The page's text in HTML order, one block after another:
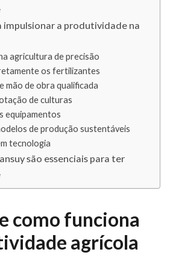
impulsionar a produtividade na
agricultura de precisão
os fertilizantes
mão de obra qualificada
de culturas
equipamentos
de produção sustentáveis
tecnologia
são essenciais para ter
como funciona
agrícola